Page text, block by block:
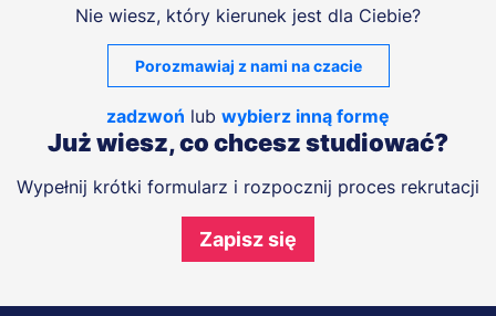
Nie wiesz, który kierunek jest dla Ciebie?
Porozmawiaj z nami na czacie
zadzwoń lub wybierz inną formę
Już wiesz, co chcesz studiować?
Wypełnij krótki formularz i rozpocznij proces rekrutacji
Zapisz się